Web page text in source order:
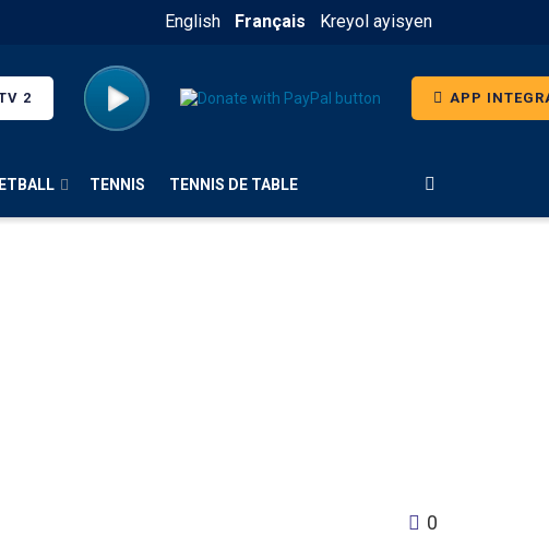
English Français Kreyol ayisyen
2 APP
TENNIS TENNIS DE TABLE
0